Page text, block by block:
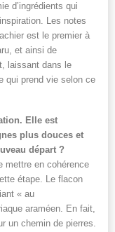
d’ingrédients qui
Les notes
est le premier à
et ainsi de
laissant dans le
qui prend vie selon ce
Elle est
plus douces et
départ ?
mettre en cohérence
étape. Le flacon
« au
araméen. En fait,
un chemin de pierres.